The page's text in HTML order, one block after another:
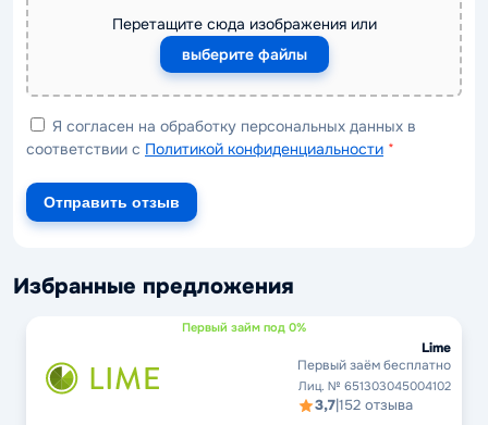
Перетащите сюда изображения или
выберите файлы
Я согласен на обработку персональных данных в
соответствии с Политикой конфиденциальности *
Отправить отзыв
Избранные предложения
Первый займ под 0%
Lime
Первый заём бесплатно
Лиц. № 651303045004102
3,7|152 отзыва